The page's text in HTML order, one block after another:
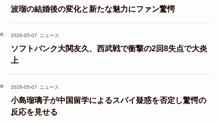
波瑠の結婚後の変化と新たな魅力にファン驚愕
2026-05-07 ニュース
ソフトバンク大関友久、西武戦で衝撃の2回8失点で大炎
上
2026-05-07 ニュース
小島瑠璃子が中国留学によるスパイ疑惑を否定し驚愕の
反応を見せる